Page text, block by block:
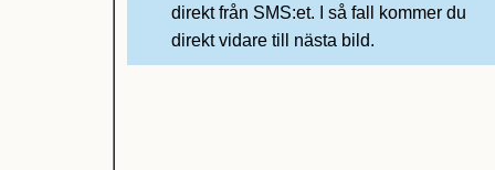
direkt från SMS:et. I så fall kommer du
direkt vidare till nästa bild.